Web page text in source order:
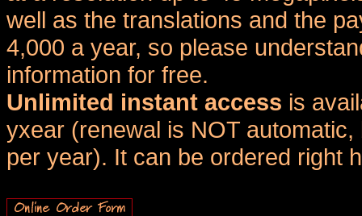
well as the translations and the
4,000 a year, so please
information for free.
Unlimited instant access is
yxear (renewal is NOT
per year). It can be ordered right